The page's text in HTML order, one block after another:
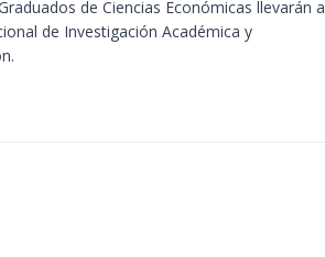
de Ciencias Económicas llevarán a
de Investigación Académica y